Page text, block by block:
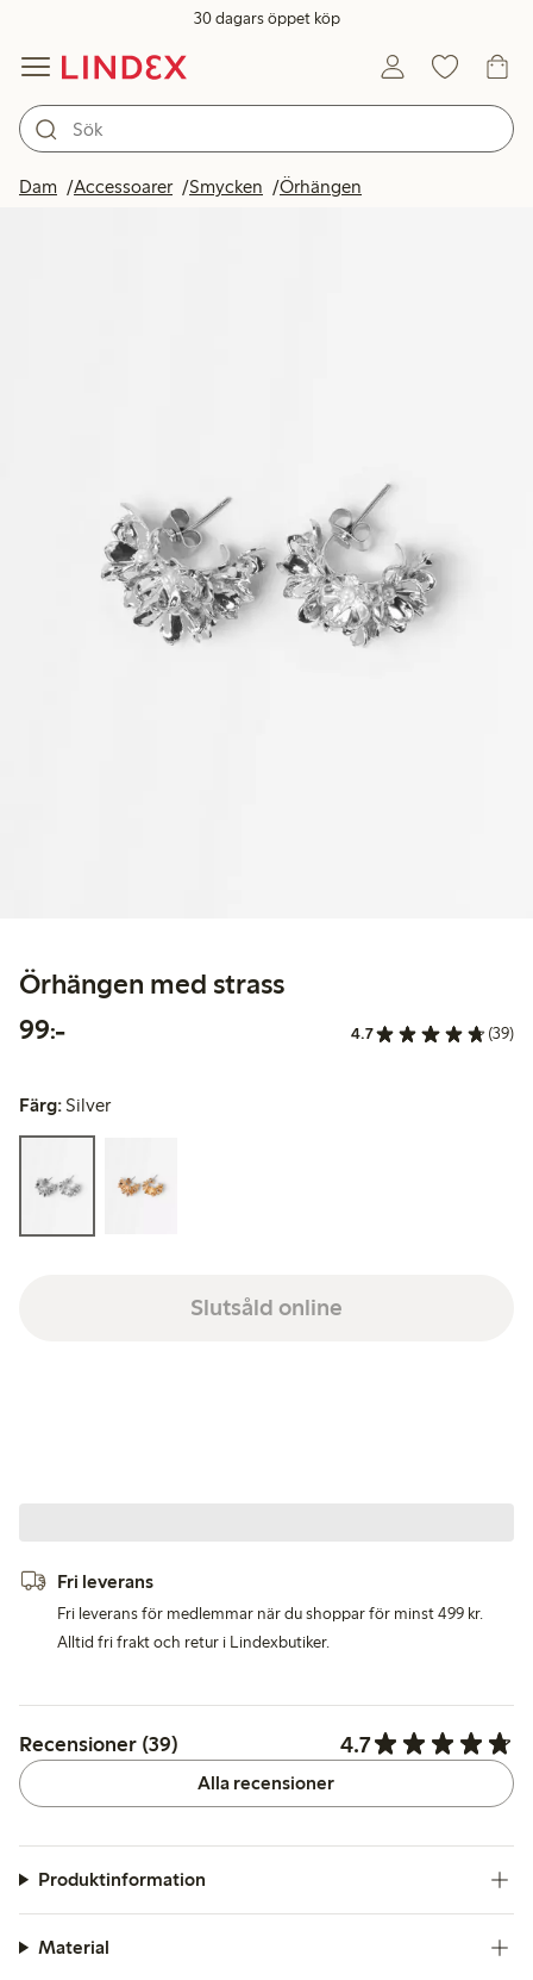
30 dagars öppet köp
Dam Accessoarer Smycken Örhängen
Örhängen med strass
99:-99,00 kr 4.7 (39)
Färg: Silver
Slutsåld online
Fri leverans
Fri leverans för medlemmar när du shoppar för minst 499 kr.
Alltid fri frakt och retur i Lindexbutiker.
Recensioner (39) 4.7
Alla recensioner
Produktinformation
Material